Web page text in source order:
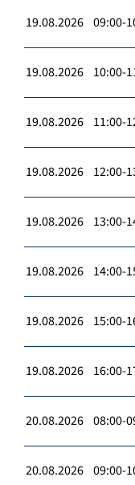
19.08.2026 09:00-
19.08.2026 10:00-
19.08.2026 11:00-
19.08.2026 12:00-
19.08.2026 13:00-
19.08.2026 14:00-
19.08.2026 15:00-
19.08.2026 16:00-
20.08.2026 08:00-
20.08.2026 09:00-